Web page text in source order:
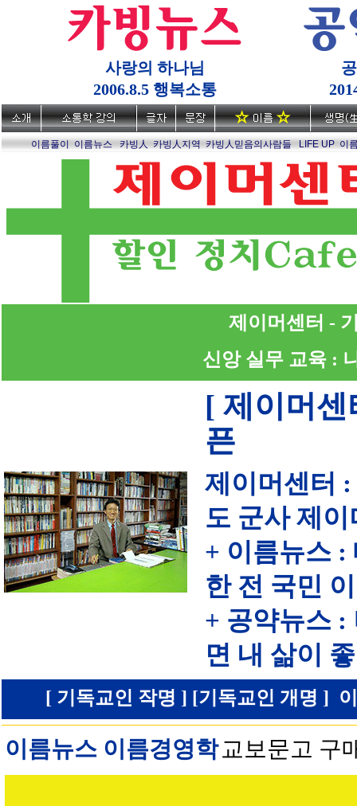
사랑의 하나님
2006.8.5 행복소통
이름풀이 이름뉴스 카빙人 카빙人지역 카빙人믿음의사람들 LIFE UP 이
제이머센터 -
신앙 실무 교육 :
[ 제이머센
픈
제이머센터
도 군사 제
+ 이름뉴스 :
한 전 국민
+ 공약뉴스 :
면 내 삶이
[ 기독교인 작명 ] [기독교인 개명 ]
이름뉴스 이름경영학 교보문고 구